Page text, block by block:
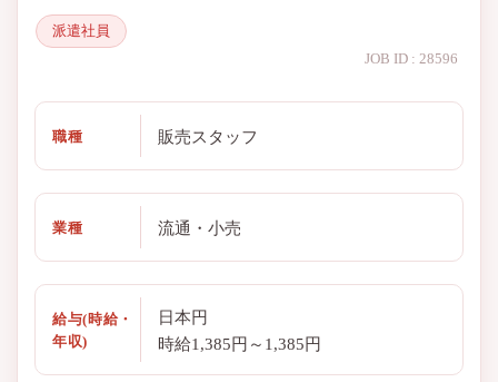
派遣社員
JOB ID : 28596
職種 販売スタッフ
業種 流通・小売
給与(時給・
年収)
日本円
時給1,385円～1,385円